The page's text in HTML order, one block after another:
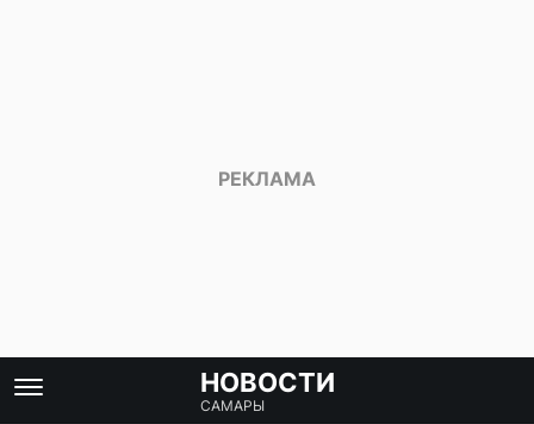
НОВОСТИ
САМАРЫ